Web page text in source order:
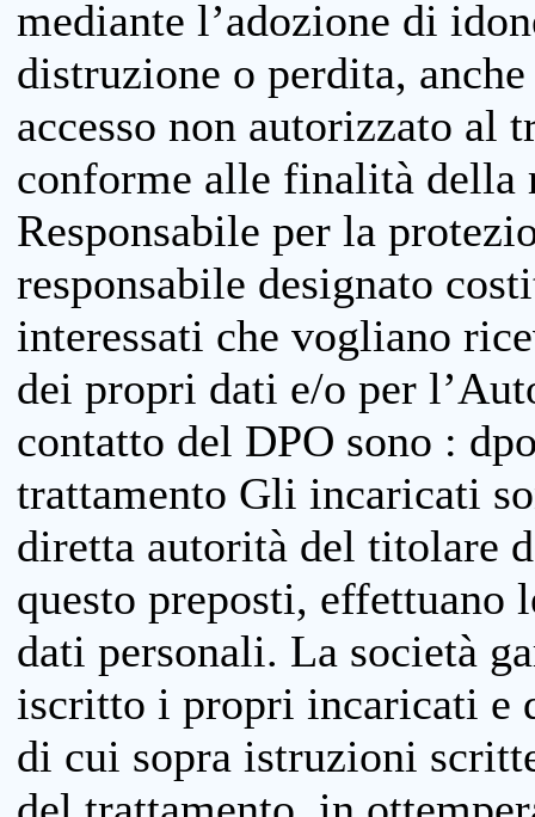
mediante l’adozione di
distruzione o perdita,
accesso non autorizzato al
conforme alle finalità della
Responsabile per la
responsabile designato
interessati che vogliano
dei propri dati e/o per
contatto del DPO sono :
trattamento Gli incaricati
diretta autorità del titolare
questo preposti, effettuano
dati personali. La società
iscritto i propri incaricati e
di cui sopra istruzioni